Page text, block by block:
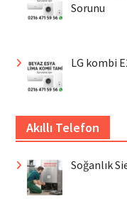
Sorunu
LG kombi
Akıllı Telefon
Soğanlık